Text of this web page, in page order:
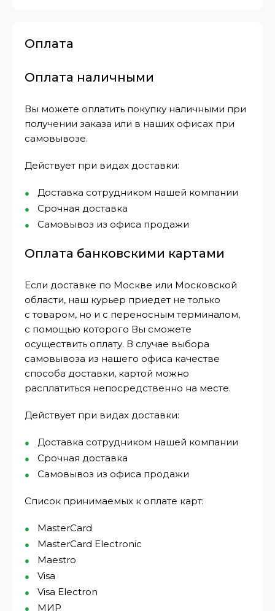
Оплата
Оплата наличными
Вы можете оплатить покупку наличными при
получении заказа или в наших офисах при
самовывозе.
Действует при видах доставки:
Доставка сотрудником нашей компании
Срочная доставка
Самовывоз из офиса продажи
Оплата банковскими картами
Если доставке по Москве или Московской
области, наш курьер приедет не только
с товаром, но и с переносным терминалом,
с помощью которого Вы сможете
осуществить оплату. В случае выбора
самовывоза из нашего офиса качестве
способа доставки, картой можно
расплатиться непосредственно на месте.
Действует при видах доставки:
Доставка сотрудником нашей компании
Срочная доставка
Самовывоз из офиса продажи
Список принимаемых к оплате карт:
MasterCard
MasterCard Electronic
Maestro
Visa
Visa Electron
МИР⁠